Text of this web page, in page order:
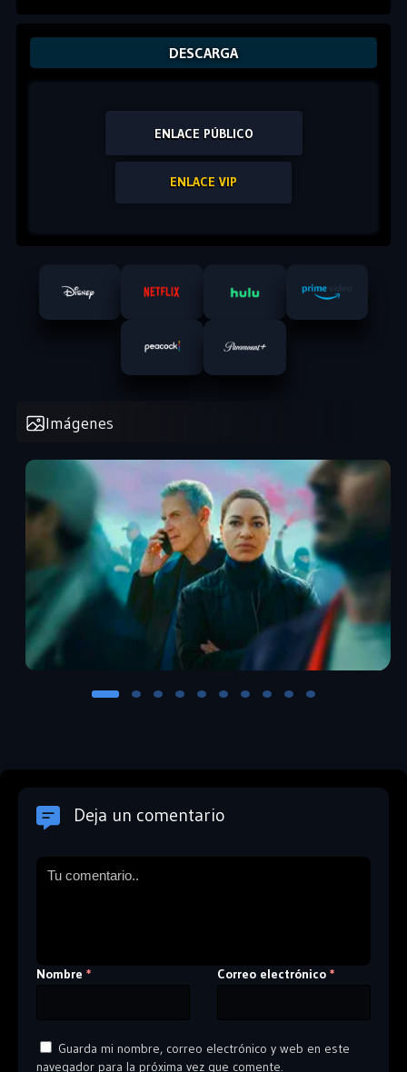
DESCARGA
ENLACE PÚBLICO
ENLACE VIP
Imágenes
Deja un comentario
Nombre * Correo electrónico *
Guarda mi nombre, correo electrónico y web en este
navegador para la próxima vez que comente.